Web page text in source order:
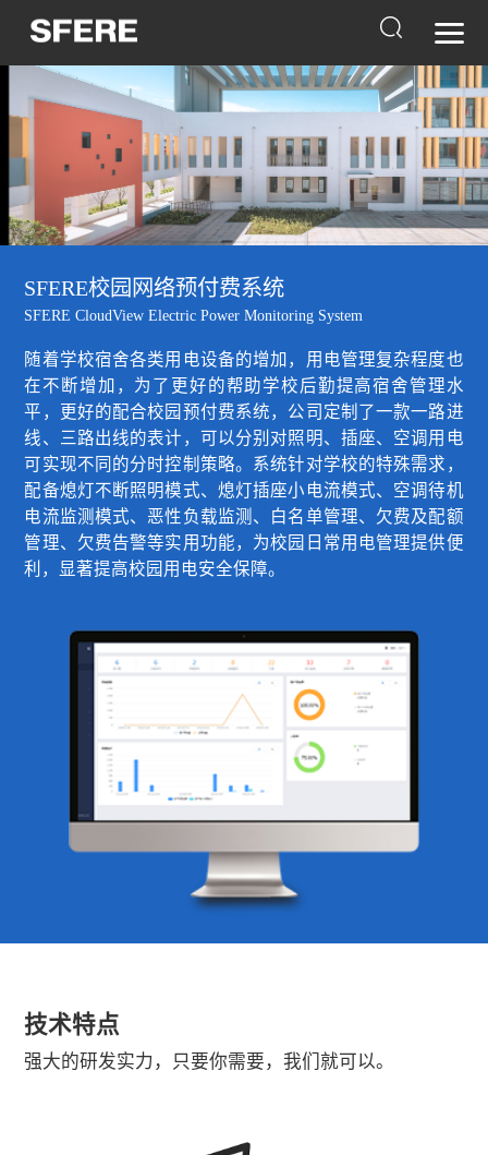
SFERE校园网络预付费系统
SFERE CloudView Electric Power Monitoring System
随着学校宿舍各类用电设备的增加，用电管理复杂程度也
在不断增加，为了更好的帮助学校后勤提高宿舍管理水
平，更好的配合校园预付费系统，公司定制了一款一路进
线、三路出线的表计，可以分别对照明、插座、空调用电
可实现不同的分时控制策略。系统针对学校的特殊需求，
配备熄灯不断照明模式、熄灯插座小电流模式、空调待机
电流监测模式、恶性负载监测、白名单管理、欠费及配额
管理、欠费告警等实用功能，为校园日常用电管理提供便
利，显著提高校园用电安全保障。
技术特点
强大的研发实力，只要你需要，我们就可以。